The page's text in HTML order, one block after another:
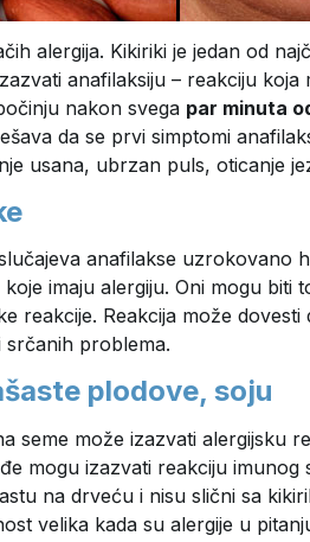
alergija. Kikiriki je jedan od
anafilaksiju – reakciju
nakon svega par minuta
da se prvi simptomi
usana, ubrzan puls, oticanje
anafilakse uzrokovano
imaju alergiju. Oni mogu biti
reakcije. Reakcija može
problema.
plodove, soju
seme može izazvati alergijsku
mogu izazvati reakciju imunog
na drveću i nisu slični sa
velika kada su alergije u